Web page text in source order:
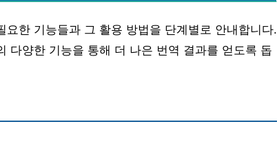
한 기능들과 그 활용 방법을 단계별로 안내합니다.
다양한 기능을 통해 더 나은 번역 결과를 얻도록 돕